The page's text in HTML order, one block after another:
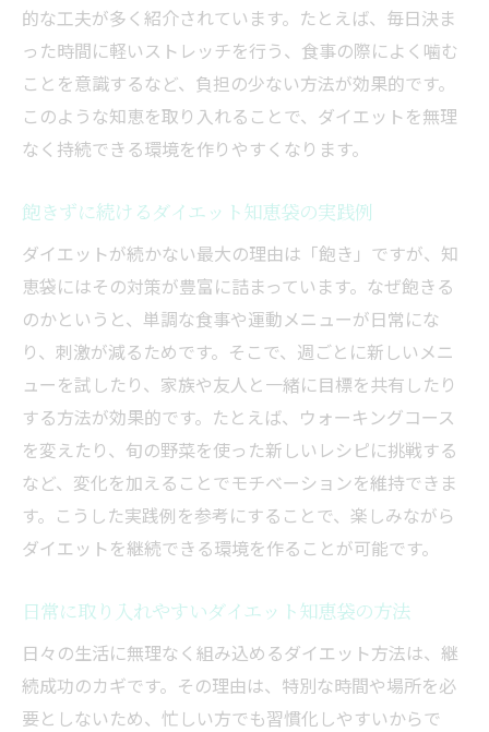
的な工夫が多く紹介されています。たとえば、毎日決ま
った時間に軽いストレッチを行う、食事の際によく噛む
ことを意識するなど、負担の少ない方法が効果的です。
このような知恵を取り入れることで、ダイエットを無理
なく持続できる環境を作りやすくなります。
飽きずに続けるダイエット知恵袋の実践例
ダイエットが続かない最大の理由は「飽き」ですが、知
恵袋にはその対策が豊富に詰まっています。なぜ飽きる
のかというと、単調な食事や運動メニューが日常にな
り、刺激が減るためです。そこで、週ごとに新しいメニ
ューを試したり、家族や友人と一緒に目標を共有したり
する方法が効果的です。たとえば、ウォーキングコース
を変えたり、旬の野菜を使った新しいレシピに挑戦する
など、変化を加えることでモチベーションを維持できま
す。こうした実践例を参考にすることで、楽しみながら
ダイエットを継続できる環境を作ることが可能です。
日常に取り入れやすいダイエット知恵袋の方法
日々の生活に無理なく組み込めるダイエット方法は、継
続成功のカギです。その理由は、特別な時間や場所を必
要としないため、忙しい方でも習慣化しやすいからで